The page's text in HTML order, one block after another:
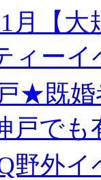
月【大
ィーイ
★既婚
戸でも
野外